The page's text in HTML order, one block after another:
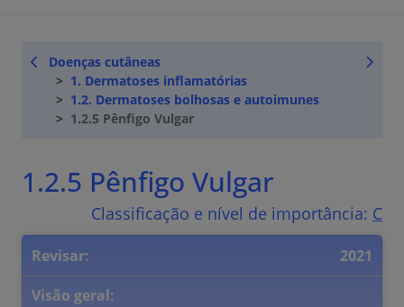
Doenças cutâneas
1. Dermatoses inflamatórias
1.2. Dermatoses bolhosas e autoimunes
1.2.5 Pênfigo Vulgar
1.2.5 Pênfigo Vulgar
Classificação e nível de importância: C
Revisar:
2021
Visão geral: